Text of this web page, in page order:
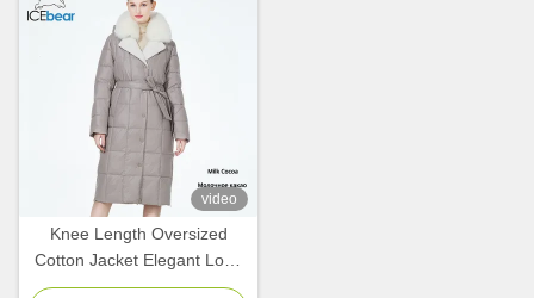
video
Knee Length Oversized
Cotton Jacket Elegant Long
Cotton Coat Wanita